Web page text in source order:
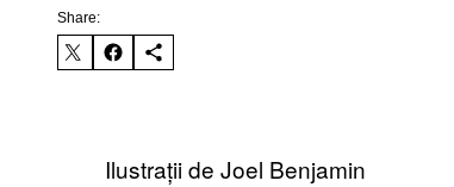
Share:
Ilustrații de Joel Benjamin